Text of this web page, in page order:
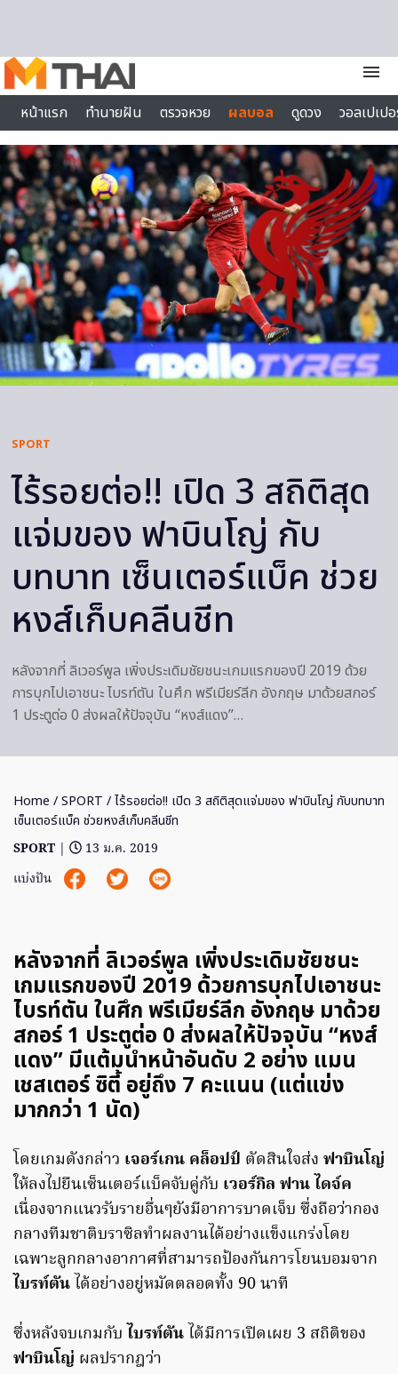
menu
หน้าแรก
ทำนายฝัน ตรวจหวย ผลบอล ดูดวง
วอลเปเป
ไลฟ์สไตล์
SPORT
ไร้รอยต่อ!! เปิด 3 สถิติสุด
แจ่มของ ฟาบินโญ่ กับ
บทบาท เซ็นเตอร์แบ็ค ช่วย
หงส์เก็บคลีนชีท
หลังจากที่ ลิเวอร์พูล เพิ่งประเดิมชัยชนะเกมแรกของปี 2019 ด้วย
การบุกไปเอาชนะ ไบรท์ตัน ในศึก พรีเมียร์ลีก อังกฤษ มาด้วยสกอร์
1 ประตูต่อ 0 ส่งผลให้ปัจจุบัน “หงส์แดง”…
Home /SPORT / ไร้รอยต่อ!! เปิด 3 สถิติสุดแจ่มของ ฟาบินโญ่ กับบทบาท
เซ็นเตอร์แบ็ค ช่วยหงส์เก็บคลีนชีท
SPORT |
13 ม.ค. 2019
แบ่งปัน
หลังจากที่ ลิเวอร์พูล เพิ่งประเดิมชัยชนะ
เกมแรกของปี 2019 ด้วยการบุกไปเอาชนะ
ไบรท์ตัน ในศึก พรีเมียร์ลีก อังกฤษ มาด้วย
สกอร์ 1 ประตูต่อ 0 ส่งผลให้ปัจจุบัน “หงส์
แดง” มีแต้มนำหน้าอันดับ 2 อย่าง แมน
เชสเตอร์ ซิตี้ อยู่ถึง 7 คะแนน (แต่แข่ง
มากกว่า 1 นัด)
โดยเกมดังกล่าว เจอร์เกน คล็อปป์ ตัดสินใจส่ง ฟาบินโญ่
ให้ลงไปยืนเซ็นเตอร์แบ็คจับคู่กับ เวอร์กิล ฟาน ไดจ์ค
เนื่องจากแนวรับรายอื่นๆยังมีอาการบาดเจ็บ ซึ่งถือว่ากอง
กลางทีมชาติบราซิลทำผลงานได้อย่างแข็งแกร่งโดย
เฉพาะลูกกลางอากาศที่สามารถป้องกันการโยนบอมจาก
ไบรท์ตัน ได้อย่างอยู่หมัดตลอดทั้ง 90 นาที
ซึ่งหลังจบเกมกับ ไบรท์ตัน ได้มีการเปิดเผย 3 สถิติของ
ฟาบินโญ่ ผลปรากฎว่า